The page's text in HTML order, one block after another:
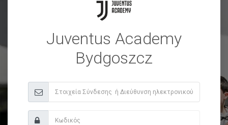
Juventus Academy
Bydgoszcz